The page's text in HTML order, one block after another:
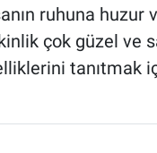
ruhuna
çok güzel ve
tanıtmak